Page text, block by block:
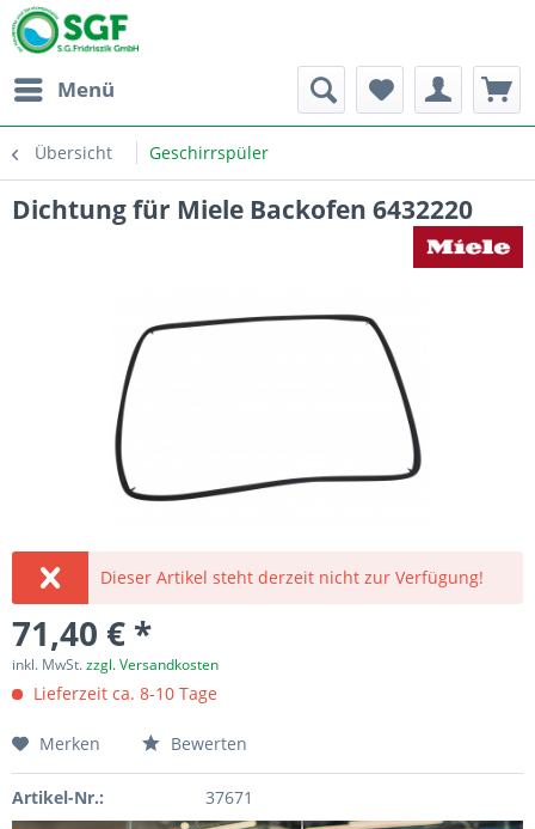
Menü
Übersicht Geschirrspüler
Dichtung für Miele Backofen 6432220
Dieser Artikel steht derzeit nicht zur Verfügung!
71,40 € *
inkl. MwSt.zzgl. Versandkosten
Lieferzeit ca. 8-10 Tage
Merken Bewerten
Artikel-Nr.: 37671